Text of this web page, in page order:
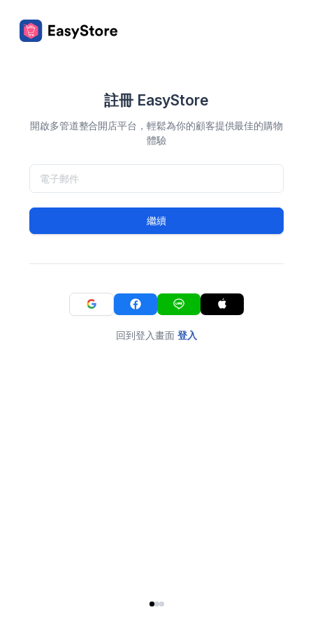
註冊 EasyStore
開啟多管道整合開店平台，輕鬆為你的顧客提供最佳的購物
體驗
繼續
回到登入畫面 登入